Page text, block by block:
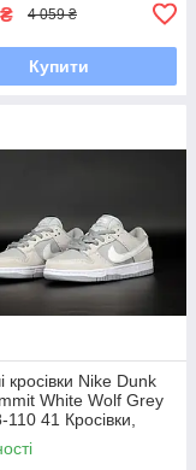
₴ 4 059 ₴
Купити
кросівки Nike Dunk
White Wolf Grey
41 Кросівки,
Шнурівка, Товста
Замша,